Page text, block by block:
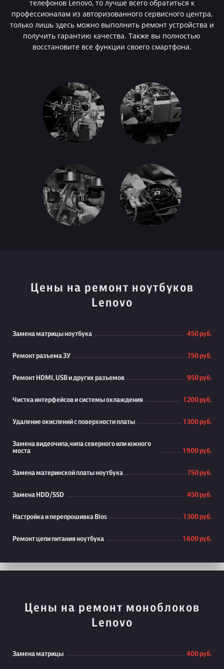
телефонов Lenovo, то лучше всего обратиться к
профессионалам из авторизованного сервисного центра,
только лишь здесь можно выполнить ремонт устройства и
получить гарантию качества. Также вы полностью
восстановите все функции своего смартфона.
Цены на ремонт ноутбуков
Lenovo
Замена матрицы ноутбука 450 руб.
Ремонт разъема ЗУ 750 руб.
Ремонт HDMI, USB и других разъемов 950 руб.
Чистка интерфейсов и системы охлаждения 1 200 руб.
Удаление окислений с поверхности платы 1 300 руб.
Замена видеочипа,чипа северного или южного
моста
1 900 руб.
Замена материнской платы ноутбука 750 руб.
Замена HDD/SSD 450 руб.
Настройка и перепрошивка Bios 1 300 руб.
Ремонт цепи питания ноутбука 1 600 руб.
Цены на ремонт моноблоков
Lenovo
Замена матрицы 400 руб.